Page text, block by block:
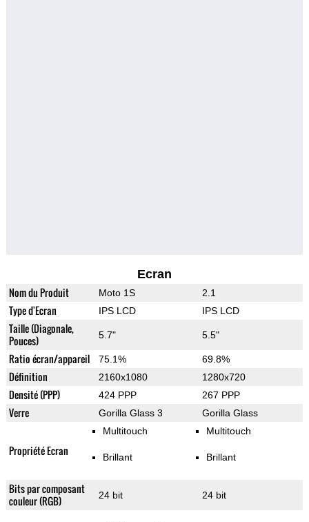
Ecran
Nom du Produit Moto 1S 2.1
Type d'Ecran IPS LCD IPS LCD
Taille (Diagonale,
Pouces)
5.7" 5.5"
Ratio écran/appareil 75.1% 69.8%
Définition 2160x1080 1280x720
Densité (PPP) 424 PPP 267 PPP
Verre Gorilla Glass 3 Gorilla Glass
Propriété Ecran
Multitouch
Brillant
Multitouch
Brillant
Bits par composant
couleur (RGB)
24 bit 24 bit